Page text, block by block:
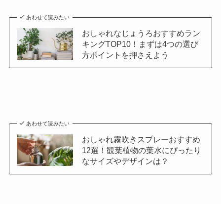
あわせて読みたい
おしゃれなじょうろおすすめラン
キングTOP10！まずは4つの選び
方ポイントを押さえよう
あわせて読みたい
おしゃれ霧吹きスプレーおすすめ
12選！観葉植物の葉水にぴったり
なサイズやデザインは？